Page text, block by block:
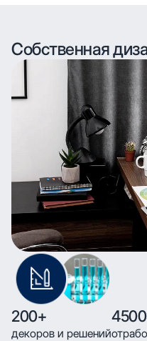
Собственная
200+
декоров и решений